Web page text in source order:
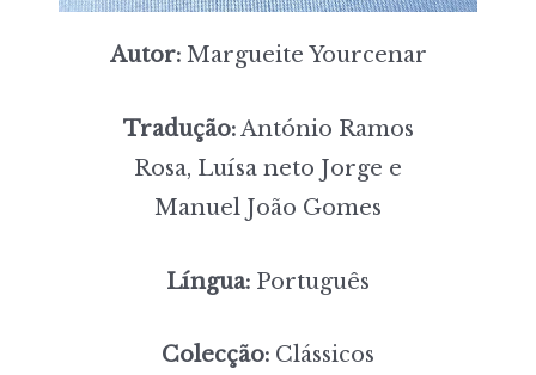
Autor:Margueite Yourcenar
Tradução:António Ramos
Rosa, Luísa neto Jorge e
Manuel João Gomes
Língua: Português
Colecção: Clássicos